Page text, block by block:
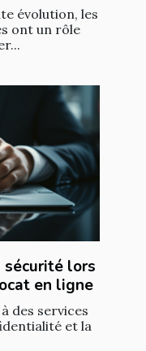
évolution, les
ont un rôle
lors
en ligne
des services
et la